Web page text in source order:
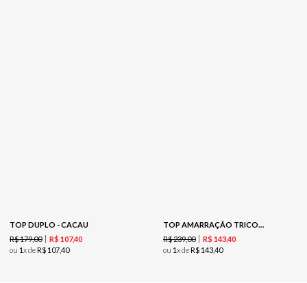
TOP DUPLO - CACAU
R$179,00 R$ 107,40
ou 1x deR$ 10740
TOP AMARRAÇÃO TRICOT - PRETO
R$239,00 R$ 14340
ou 1x deR$ 14340